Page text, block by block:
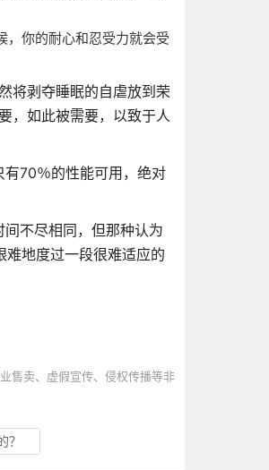
，你的耐心和忍受力就会受
将剥夺睡眠的自虐放到荣
，如此被需要，以致于人
70％的性能可用，绝对
不尽相同，但那种认为
地度过一段很难适应的
售卖、虚假宣传、侵权传播等非
？